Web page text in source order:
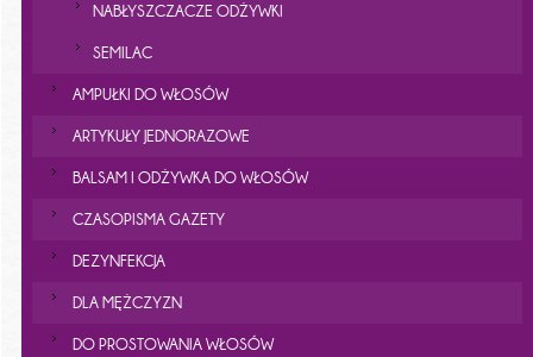
NABŁYSZCZACZE ODŻYWKI
SEMILAC
AMPUŁKI DO WŁOSÓW
ARTYKUŁY JEDNORAZOWE
BALSAM I ODŻYWKA DO WŁOSÓW
CZASOPISMA GAZETY
DEZYNFEKCJA
DLA MĘŻCZYZN
DO PROSTOWANIA WŁOSÓW